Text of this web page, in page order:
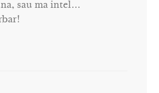
sau ma intel…